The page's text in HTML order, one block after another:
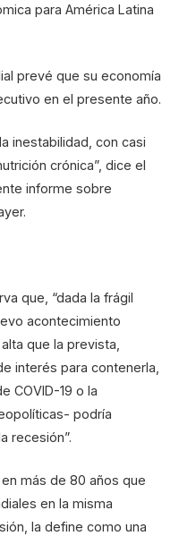
para América Latina
prevé que su economía
en el presente año.
inestabilidad, con casi
crónica”, dice el
informe sobre
que, “dada la frágil
acontecimiento
que la prevista,
interés para contenerla,
COVID-19 o la
podría
recesión”.
más de 80 años que
en la misma
la define como una